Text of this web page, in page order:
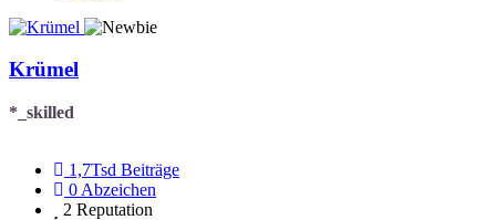
Krümel
*_skilled
1,7Tsd Beiträge
0 Abzeichen
2 Reputation